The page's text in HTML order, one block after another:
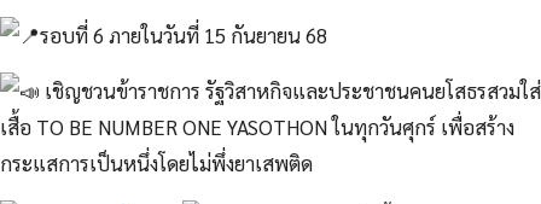
รอบที่ 6 ภายในวันที่ 15 กันยายน 68
เชิญชวนข้าราชการ รัฐวิสาหกิจและประชาชนคนยโสธรสวมใส่
เสื้อ TO BE NUMBER ONE YASOTHON ในทุกวันศุกร์ เพื่อสร้าง
กระแสการเป็นหนึ่งโดยไม่พึ่งยาเสพติด